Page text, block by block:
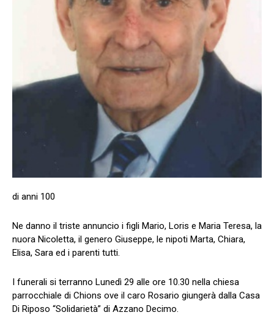
di anni 100
Ne danno il triste annuncio i figli Mario, Loris e Maria Teresa, la
nuora Nicoletta, il genero Giuseppe, le nipoti Marta, Chiara,
Elisa, Sara ed i parenti tutti.
I funerali si terranno Lunedì 29 alle ore 10.30 nella chiesa
parrocchiale di Chions ove il caro Rosario giungerà dalla Casa
Di Riposo “Solidarietà” di Azzano Decimo.